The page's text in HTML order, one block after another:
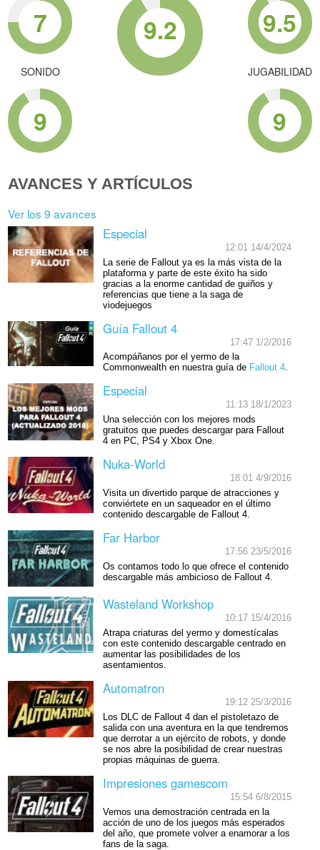
7
SONIDO
9
9.2 9.5
JUGABILIDAD
9
AVANCES Y ARTÍCULOS
Ver los 9 avances
Especial
12:01 14/4/2024
La serie de Fallout ya es la más vista de la
plataforma y parte de este éxito ha sido
gracias a la enorme cantidad de guiños y
referencias que tiene a la saga de
viodejuegos
Guía Fallout 4
17:47 1/2/2016
Acompáñanos por el yermo de la
Commonwealth en nuestra guía de Fallout 4.
Especial
11:13 18/1/2023
Una selección con los mejores mods
gratuitos que puedes descargar para Fallout
4 en PC, PS4 y Xbox One.
Nuka-World
18:01 4/9/2016
Visita un divertido parque de atracciones y
conviértete en un saqueador en el último
contenido descargable de Fallout 4.
Far Harbor
17:56 23/5/2016
Os contamos todo lo que ofrece el contenido
descargable más ambicioso de Fallout 4.
Wasteland Workshop
10:17 15/4/2016
Atrapa criaturas del yermo y domestícalas
con este contenido descargable centrado en
aumentar las posibilidades de los
asentamientos.
Automatron
19:12 25/3/2016
Los DLC de Fallout 4 dan el pistoletazo de
salida con una aventura en la que tendremos
que derrotar a un ejército de robots, y donde
se nos abre la posibilidad de crear nuestras
propias máquinas de guerra.
Impresiones gamescom
15:54 6/8/2015
Vemos una demostración centrada en la
acción de uno de los juegos más esperados
del año, que promete volver a enamorar a los
fans de la saga.